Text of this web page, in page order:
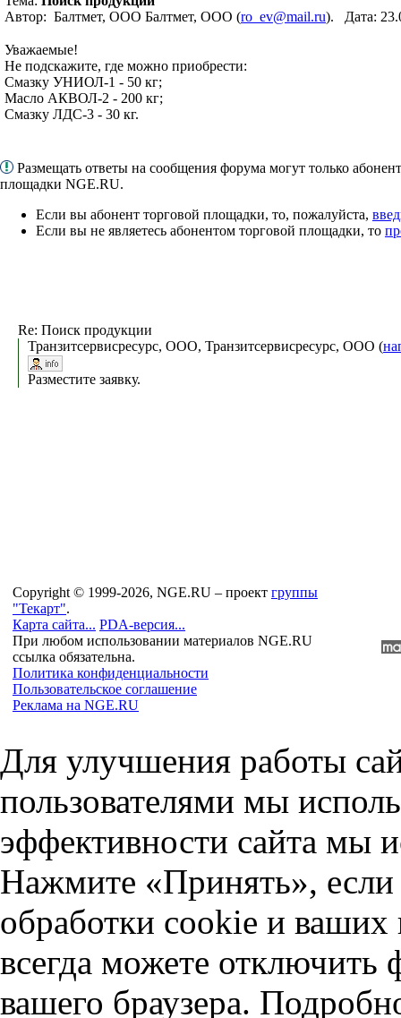
Автор: Балтмет, ООО Балтмет, ООО (ro_ev@mail.ru). Дата:
Уважаемые!
Не подскажите, где можно приобрести:
Смазку УНИОЛ-1 - 50 кг;
Масло АКВОЛ-2 - 200 кг;
Смазку ЛДС-3 - 30 кг.
Размещать ответы на сообщения форума могут только
площадки NGE.RU.
Если вы абонент торговой площадки, то, пожалуйста,
Если вы не являетесь абонентом торговой площадки, то
Re: Поиск продукции
Транзитсервисресурс, ООО, Транзитсервисресурс, ООО (
Разместите заявку.
Copyright © 1999-2026, NGE.RU – проект группы
"Текарт".
Карта сайта... PDA-версия...
При любом использовании материалов NGE.RU
ссылка обязательна.
Политика конфиденциальности
Пользовательское соглашение
Реклама на NGE.RU
Для улучшения работы
пользователями мы
эффективности сайта мы
Нажмите «Принять», если
обработки cookie и
всегда можете отключить
вашего браузера.